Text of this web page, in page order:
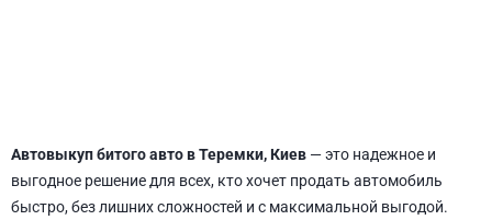
Автовыкуп битого авто в Теремки, Киев — это надежное и
выгодное решение для всех, кто хочет продать автомобиль
быстро, без лишних сложностей и с максимальной выгодой.